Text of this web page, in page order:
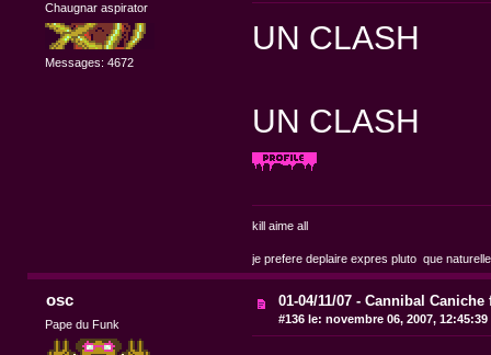
Chaugnar aspirator
Messages: 4672
UN CLASH
UN CLASH
kill aime all
je prefere deplaire expres pluto que
osc
Pape du Funk
01-04/11/07 - Cannibal
#136 le: novembre 06, 2007, 12:45:39